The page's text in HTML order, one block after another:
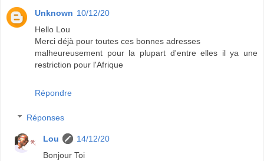
Unknown 10/12/20
Hello Lou
Merci déjà pour toutes ces bonnes adresses
malheureusement pour la plupart d'entre elles il ya une
restriction pour l'Afrique
Répondre
Réponses
Lou
14/12/20
Bonjour Toi